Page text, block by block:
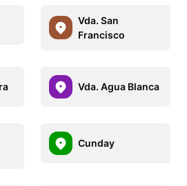
Vda. San
Francisco
Vda. Agua Blanca
Cunday